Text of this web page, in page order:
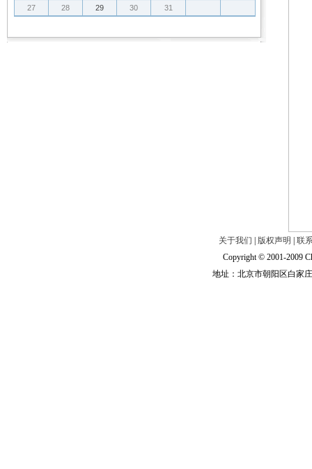
27
28 29 30 31
关于我们 版权声明
联
Copyright © 2001-2009
地址：北京市朝阳区白家